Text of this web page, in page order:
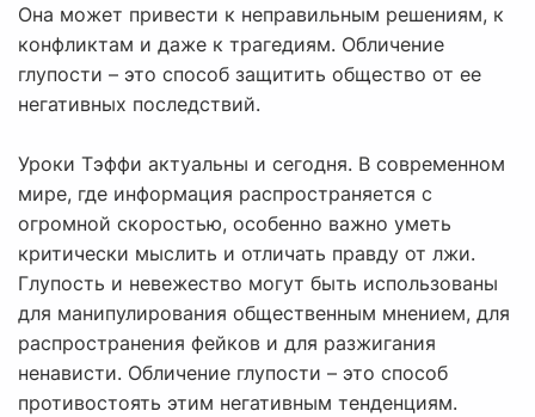
Она может привести к неправильным решениям, к
конфликтам и даже к трагедиям. Обличение
глупости – это способ защитить общество от ее
негативных последствий.
Уроки Тэффи актуальны и сегодня. В современном
мире, где информация распространяется с
огромной скоростью, особенно важно уметь
критически мыслить и отличать правду от лжи.
Глупость и невежество могут быть использованы
для манипулирования общественным мнением, для
распространения фейков и для разжигания
ненависти. Обличение глупости – это способ
противостоять этим негативным тенденциям.